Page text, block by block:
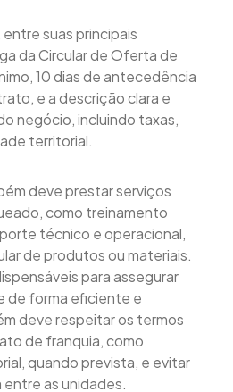
suas principais
da Circular de Oferta de
10 dias de antecedência
e a descrição clara e
negócio, incluindo taxas,
territorial.
deve prestar serviços
como treinamento
técnico e operacional,
de produtos ou materiais.
para assegurar
de forma eficiente e
deve respeitar os termos
de franquia, como
quando prevista, e evitar
as unidades.